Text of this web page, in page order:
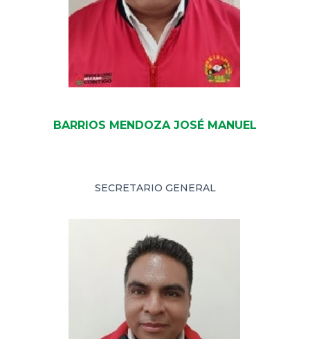
BARRIOS MENDOZA JOSÉ MANUEL
SECRETARIO GENERAL